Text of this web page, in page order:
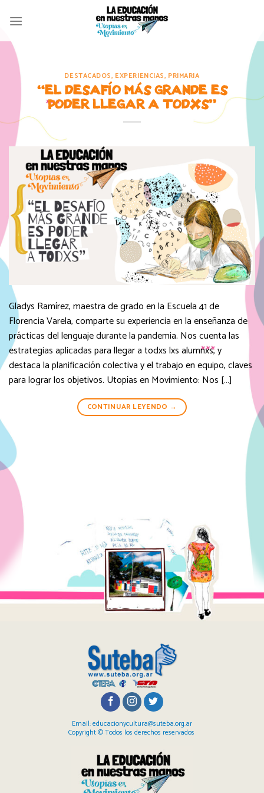
DESTACADOS, EXPERIENCIAS, PRIMARIA
“EL DESAFÍO MÁS GRANDE ES
PODER LLEGAR A TODXS”
Gladys Ramírez, maestra de grado en la Escuela 41 de
Florencia Varela, comparte su experiencia en la enseñanza de
prácticas del lenguaje durante la pandemia. Nos cuenta las
estrategias aplicadas para llegar a todxs lxs alumnxs, y
destaca la planificación colectiva y el trabajo en equipo, claves
para lograr los objetivos. Utopías en Movimiento: Nos […]
CONTINUAR LEYENDO →
Email: educacionycultura@suteba.org.ar
Copyright © Todos los derechos reservados